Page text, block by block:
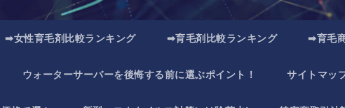
➡女性育毛剤比較ランキング ➡育毛剤比較ランキング ➡育毛
ウォーターサーバーを後悔する前に選ぶポイント！ サイトマッ